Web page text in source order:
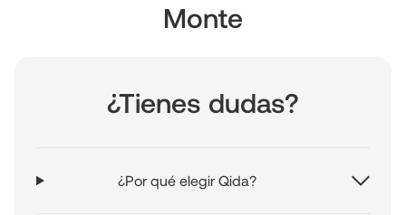
Monte
¿Tienes dudas?
¿Por qué elegir Qida?